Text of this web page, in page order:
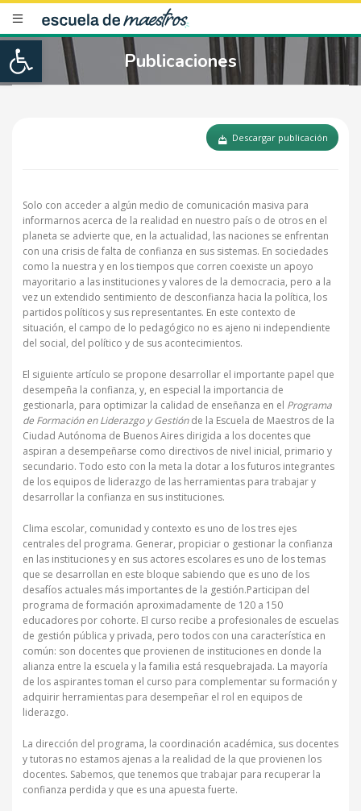
Open toolbar Publicaciones
Descargar publicación
Solo con acceder a algún medio de comunicación masiva para
informarnos acerca de la realidad en nuestro país o de otros en el
planeta se advierte que, en la actualidad, las naciones se enfrentan
con una crisis de falta de confianza en sus sistemas. En sociedades
como la nuestra y en los tiempos que corren coexiste un apoyo
mayoritario a las instituciones y valores de la democracia, pero a la
vez un extendido sentimiento de desconfianza hacia la política, los
partidos políticos y sus representantes. En este contexto de
situación, el campo de lo pedagógico no es ajeno ni independiente
del social, del político y de sus acontecimientos.
El siguiente artículo se propone desarrollar el importante papel que
desempeña la confianza, y, en especial la importancia de
gestionarla, para optimizar la calidad de enseñanza en el Programa
de Formación en Liderazgo y Gestiónde la Escuela de Maestros de la
Ciudad Autónoma de Buenos Aires dirigida a los docentes que
aspiran a desempeñarse como directivos de nivel inicial, primario y
secundario. Todo esto con la meta la dotar a los futuros integrantes
de los equipos de liderazgo de las herramientas para trabajar y
desarrollar la confianza en sus instituciones.
Clima escolar, comunidad y contexto es uno de los tres ejes
centrales del programa. Generar, propiciar o gestionar la confianza
en las instituciones y en sus actores escolares es uno de los temas
que se desarrollan en este bloque sabiendo que es uno de los
desafíos actuales más importantes de la gestión.Participan del
programa de formación aproximadamente de 120 a 150
educadores por cohorte. El curso recibe a profesionales de escuelas
de gestión pública y privada, pero todos con una característica en
común: son docentes que provienen de instituciones en donde la
alianza entre la escuela y la familia está resquebrajada. La mayoría
de los aspirantes toman el curso para complementar su formación y
adquirir herramientas para desempeñar el rol en equipos de
liderazgo.
La dirección del programa, la coordinación académica, sus docentes
y tutoras no estamos ajenas a la realidad de la que provienen los
docentes. Sabemos, que tenemos que trabajar para recuperar la
confianza perdida y que es una apuesta fuerte.